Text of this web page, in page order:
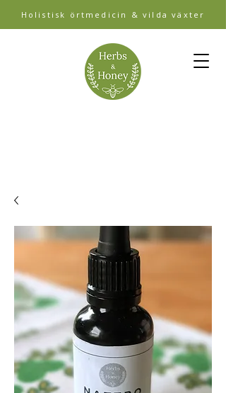
Holistisk örtmedicin & vilda växter